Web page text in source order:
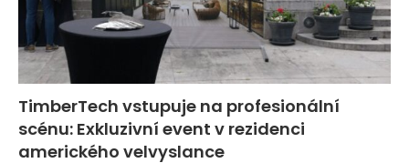
TimberTech vstupuje na profesionální
scénu: Exkluzivní event v rezidenci
amerického velvyslance